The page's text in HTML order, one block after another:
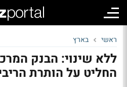
ראשי בארץ
ללא שינוי: הבנק
החליט על הותרת